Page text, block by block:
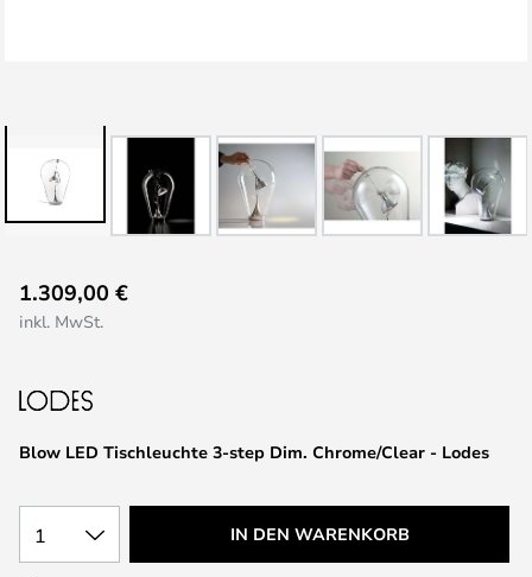
Anfang
der
springen
Blow LED Tischleuchte 3-step Dim. Chrome/Clear - Lodes
1.309,00 €
inkl. MwSt.
1 IN DEN WARENKORB